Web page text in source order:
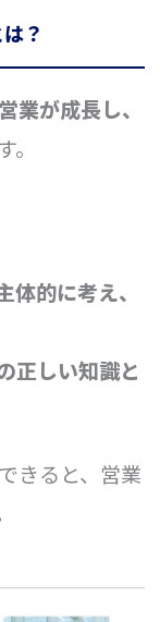
？
業が成長し、
。
的に考え、
正しい知識と
きると、営業